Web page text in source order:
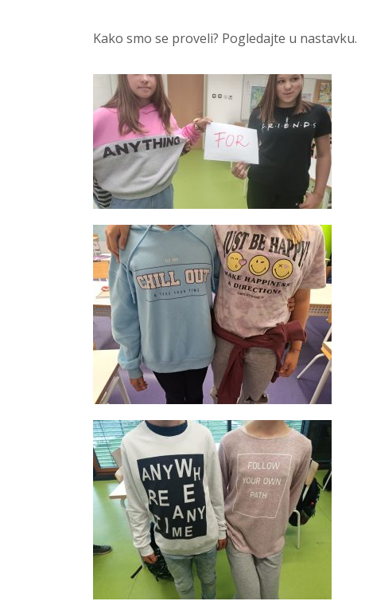
Kako smo se proveli? Pogledajte u nastavku.